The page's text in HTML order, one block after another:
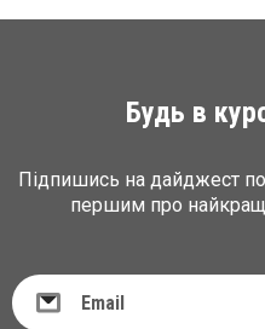
Будь в
Підпишись на дайджест
першим про